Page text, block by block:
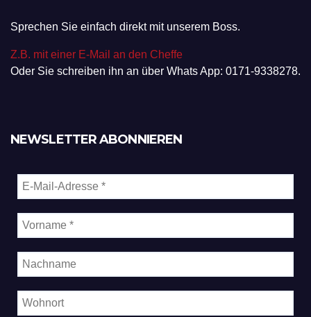
Sprechen Sie einfach direkt mit unserem Boss.
Z.B. mit einer E-Mail an den Cheffe
Oder Sie schreiben ihn an über Whats App: 0171-9338278.
NEWSLETTER ABONNIEREN